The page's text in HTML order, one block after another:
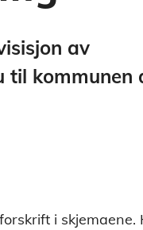
av
til kommunen
i skjemaene.